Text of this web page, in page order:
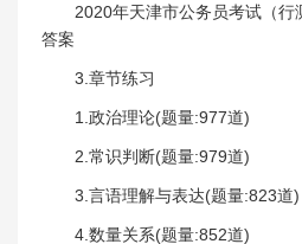
2020年天津市公务员考试（行
答案
3.章节练习
1.政治理论(题量:977道)
2.常识判断(题量:979道)
3.言语理解与表达(题量:823道)
4.数量关系(题量:852道)